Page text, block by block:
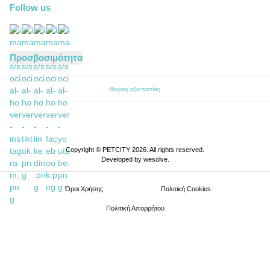
Follow us
Προσβασιμότητα
Φορείς αξιοπιστίας
Copyright © PETCITY 2026. All rights reserved.
Developed by wesolve.
Όροι Xρήσης Πολιτική Cookies
Πολιτική Απορρήτου